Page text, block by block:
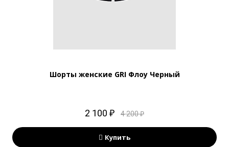
Шорты женские GRI Флоу Черный
2 100 ₽ 4 200 ₽
Купить